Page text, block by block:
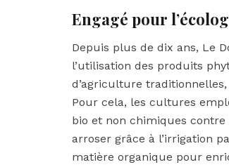
Engagé pour
Depuis plus de dix ans, Le
l’utilisation des produits
d’agriculture
Pour cela, les cultures
bio et non chimiques contre
arroser grâce à l’irrigation
matière organique pour